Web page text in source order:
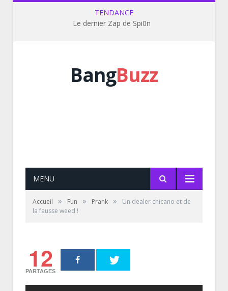
TENDANCE
Le dernier Zap de Spi0n
BangBuzz
MENU
Accueil » Fun » Prank »
Un dealer chicano et de
la fausse weed !
12
PARTAGES